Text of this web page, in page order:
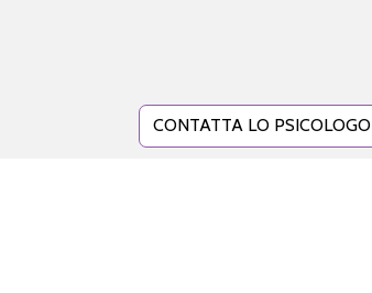
CONTATTA LO PSICOLOGO